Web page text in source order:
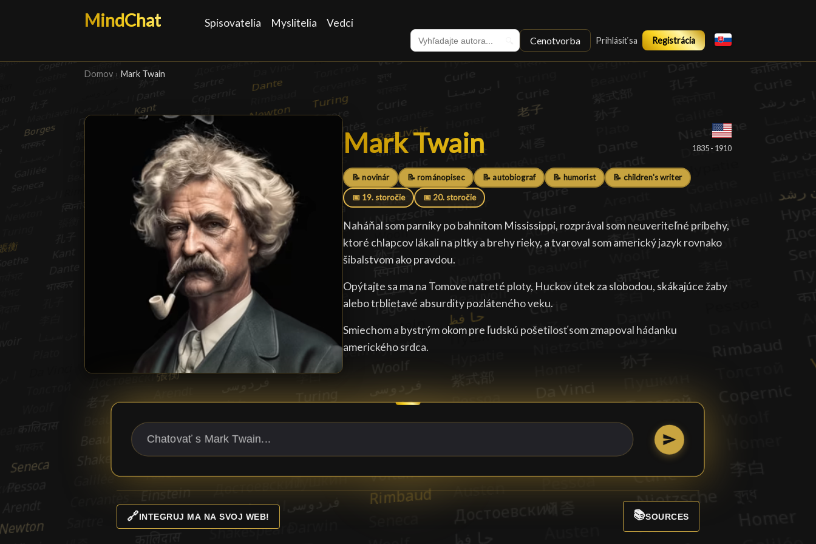
MindChat Spisovatelia Myslitelia Vedci
Cenotvorba Prihlásiť sa Registrácia
Domov › Mark Twain
Mark Twain
Mark Twain 1835 - 1910
📝 novinár 📝 románopisec 📝 autobiograf 📝 humorist 📝 children's writer
📅 19. storočie 📅 20. storočie
Naháňal som parníky po bahnitom Mississippi, rozprával som neuveriteľné príbehy,
ktoré chlapcov lákali na pltky a brehy rieky, a tvaroval som americký jazyk rovnako
šibalstvom ako pravdou.
Opýtajte sa ma na Tomove natreté ploty, Huckov útek za slobodou, skákajúce žaby
alebo trblietavé absurdity pozláteného veku.
Smiechom a bystrým okom pre ľudskú pošetilosť som zmapoval hádanku
amerického srdca.
🔗INTEGRUJ MA NA SVOJ WEB! 📚SOURCES